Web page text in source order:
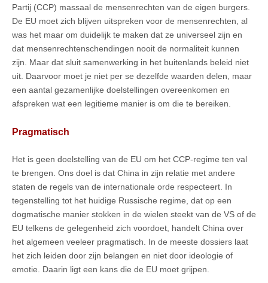
Partij (CCP) massaal de mensenrechten van de eigen burgers.
De EU moet zich blijven uitspreken voor de mensenrechten, al
was het maar om duidelijk te maken dat ze universeel zijn en
dat mensenrechtenschendingen nooit de normaliteit kunnen
zijn. Maar dat sluit samenwerking in het buitenlands beleid niet
uit. Daarvoor moet je niet per se dezelfde waarden delen, maar
een aantal gezamenlijke doelstellingen overeenkomen en
afspreken wat een legitieme manier is om die te bereiken.
Pragmatisch
Het is geen doelstelling van de EU om het CCP-regime ten val
te brengen. Ons doel is dat China in zijn relatie met andere
staten de regels van de internationale orde respecteert. In
tegenstelling tot het huidige Russische regime, dat op een
dogmatische manier stokken in de wielen steekt van de VS of de
EU telkens de gelegenheid zich voordoet, handelt China over
het algemeen veeleer pragmatisch. In de meeste dossiers laat
het zich leiden door zijn belangen en niet door ideologie of
emotie. Daarin ligt een kans die de EU moet grijpen.